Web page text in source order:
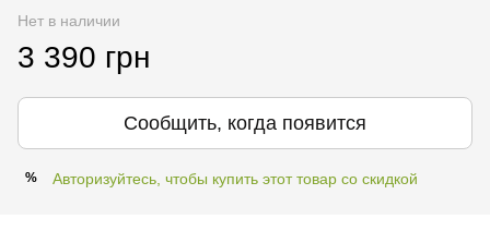
Нет в наличии
3 390 грн
Сообщить, когда появится
% Авторизуйтесь, чтобы купить этот товар со скидкой